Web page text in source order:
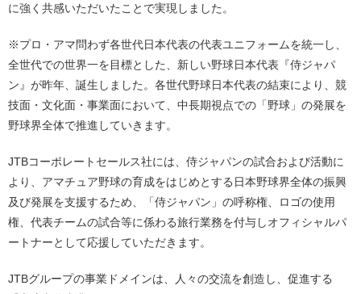
に強く共感いただいたことで実現しました。
※プロ・アマ問わず各世代日本代表の代表ユニフォームを統一し、
全世代での世界一を目標とした、新しい野球日本代表『侍ジャパ
ン』が昨年、誕生しました。各世代野球日本代表の結束により、競
技面・文化面・事業面において、中長期視点での「野球」の発展を
野球界全体で推進していきます。
JTBコーポレートセールス社には、侍ジャパンの試合および活動に
より、アマチュア野球の育成をはじめとする日本野球界全体の振興
及び発展を支援するため、「侍ジャパン」の呼称権、ロゴの使用
権、代表チームの試合等に係わる旅行業務を付与しオフィシャルパ
ートナーとして応援していただきます。
JTBグループの事業ドメインは、人々の交流を創造し、促進する